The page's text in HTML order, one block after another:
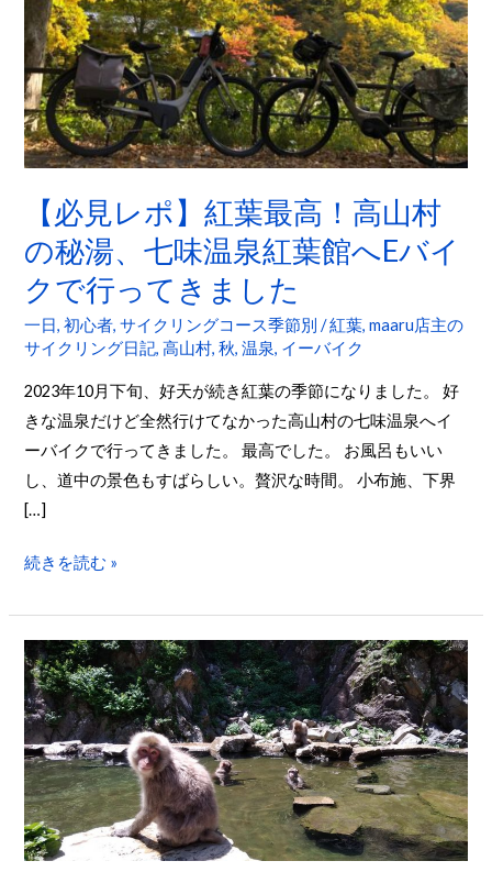
【必見レポ】紅葉最高！高山村
の秘湯、七味温泉紅葉館へEバイ
クで行ってきました
一日,初心者,サイクリングコース季節別 /紅葉,maaru店主の
サイクリング日記,高山村,秋,温泉, イーバイク
2023年10月下旬、好天が続き紅葉の季節になりました。 好
きな温泉だけど全然行けてなかった高山村の七味温泉へイ
ーバイクで行ってきました。 最高でした。 お風呂もいい
し、道中の景色もすばらしい。贅沢な時間。 小布施、下界
[…]
葉
最
高！
高
山
村
湯、
七
味
温
紅
葉
館
へ
E
イ
行
っ
て
き
ま
し
た
続きを読む »
長
野
観
光
で
絶
対
外